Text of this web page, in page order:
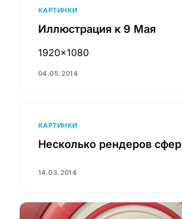
КАРТИНКИ
Иллюстрация к 9 Мая
1920×1080
04.05.2014
КАРТИНКИ
Несколько рендеров сфер
14.03.2014